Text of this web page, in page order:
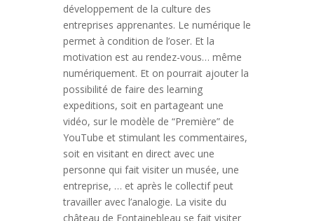
développement de la culture des
entreprises apprenantes. Le numérique le
permet à condition de l’oser. Et la
motivation est au rendez-vous… même
numériquement. Et on pourrait ajouter la
possibilité de faire des learning
expeditions, soit en partageant une
vidéo, sur le modèle de “Première” de
YouTube et stimulant les commentaires,
soit en visitant en direct avec une
personne qui fait visiter un musée, une
entreprise, … et après le collectif peut
travailler avec l’analogie. La visite du
château de Fontainebleau se fait visiter